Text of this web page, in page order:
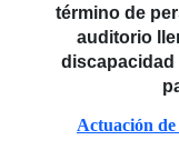
término de
auditorio
discapacidad
Actuación